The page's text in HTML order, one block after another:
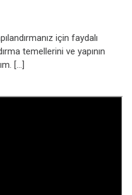
için faydalı
temellerini ve yapının
[…]